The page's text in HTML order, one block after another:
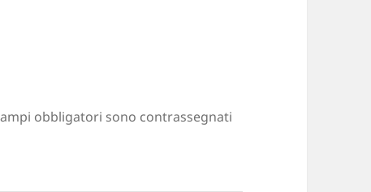
obbligatori sono contrassegnati